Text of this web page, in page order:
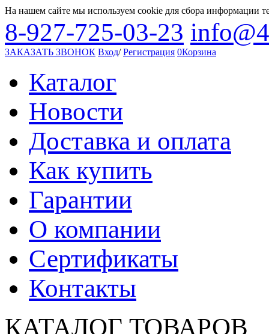
На нашем сайте мы используем cookie для сбора информации
8-927-725-03-23
ЗАКАЗАТЬ ЗВОНОК Вход/Регистрация 0Корзина
Каталог
Новости
Доставка и оплата
Как купить
Гарантии
О компании
Сертификаты
Контакты
КАТАЛОГ ТОВАРОВ